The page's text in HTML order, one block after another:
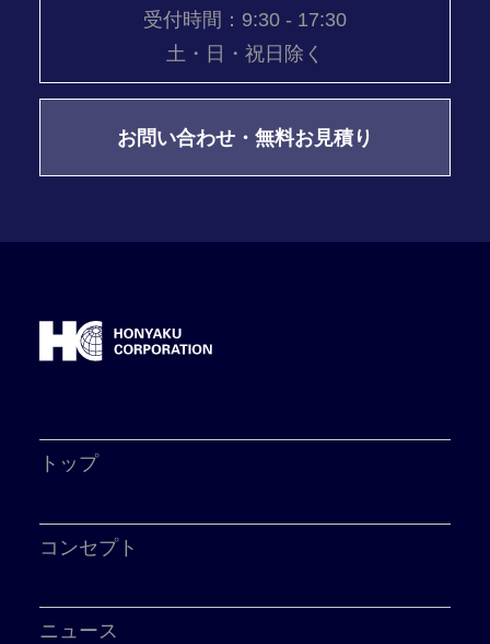
受付時間：9:30 - 17:30
土・日・祝日除く
お問い合わせ・無料お見積り
トップ
コンセプト
ニュース